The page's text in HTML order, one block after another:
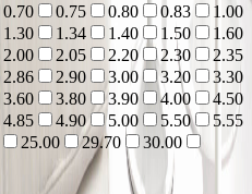
0.70 0.75 0.80 0.83
1.00
1.30 1.34 1.40 1.50
1.60
2.00 2.05 2.20 2.30
2.35
2.86 2.90 3.00 3.20
3.30
3.60 3.80 3.90 4.00
4.50
4.85 4.90 5.00 5.50
5.55
25.00 29.70
30.00